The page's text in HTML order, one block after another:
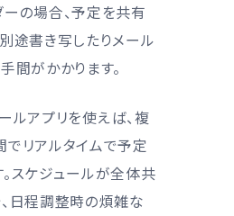
の場合、予定を共有
途書き写したりメール
間がかかります。
ルアプリを使えば、複
リアルタイムで予定
スケジュールが全体共
日程調整時の煩雑な